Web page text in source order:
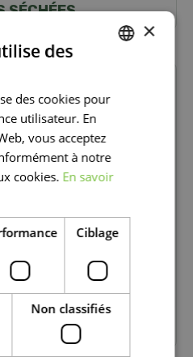
SÉCHÉES
FRENCH
×
des
des cookies pour
utilisateur. En
vous acceptez
à notre
cookies. En savoir
Ciblage
Non classifiés